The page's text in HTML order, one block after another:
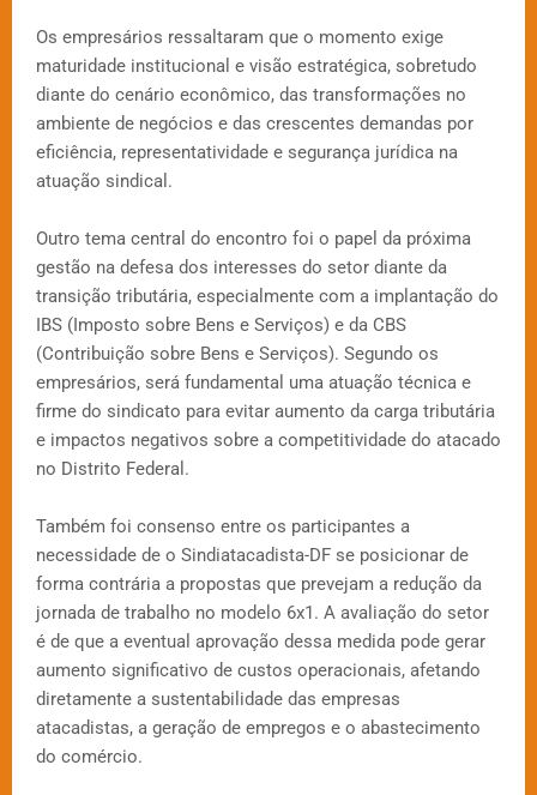
Os empresários ressaltaram que o momento exige
maturidade institucional e visão estratégica, sobretudo
diante do cenário econômico, das transformações no
ambiente de negócios e das crescentes demandas por
eficiência, representatividade e segurança jurídica na
atuação sindical.
Outro tema central do encontro foi o papel da próxima
gestão na defesa dos interesses do setor diante da
transição tributária, especialmente com a implantação do
IBS (Imposto sobre Bens e Serviços) e da CBS
(Contribuição sobre Bens e Serviços). Segundo os
empresários, será fundamental uma atuação técnica e
firme do sindicato para evitar aumento da carga tributária
e impactos negativos sobre a competitividade do atacado
no Distrito Federal.
Também foi consenso entre os participantes a
necessidade de o Sindiatacadista-DF se posicionar de
forma contrária a propostas que prevejam a redução da
jornada de trabalho no modelo 6x1. A avaliação do setor
é de que a eventual aprovação dessa medida pode gerar
aumento significativo de custos operacionais, afetando
diretamente a sustentabilidade das empresas
atacadistas, a geração de empregos e o abastecimento
do comércio.